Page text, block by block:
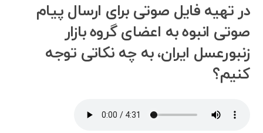
در تهیه فایل صوتی برای ارسال پیام
صوتی انبوه به اعضای گروه بازار
زنبورعسل ایران، به چه نکاتی توجه
کنیم؟